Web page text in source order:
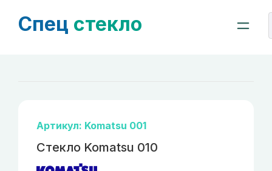
Спец стекло
Артикул: Komatsu 001
Стекло Komatsu 010